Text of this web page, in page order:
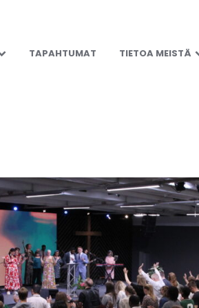
TAPAHTUMAT TIETOA MEISTÄ